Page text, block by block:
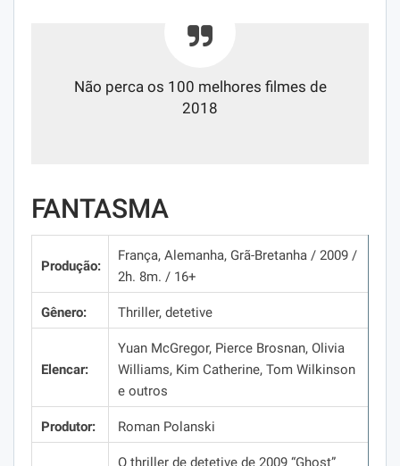
Não perca os 100 melhores filmes de
2018
FANTASMA
Produção:
França, Alemanha, Grã-Bretanha / 2009 /
2h. 8m. / 16+
Gênero: Thriller, detetive
Elencar:
Yuan McGregor, Pierce Brosnan, Olivia
Williams, Kim Catherine, Tom Wilkinson
e outros
Produtor: Roman Polanski
O thriller de detetive de 2009 “Ghost”